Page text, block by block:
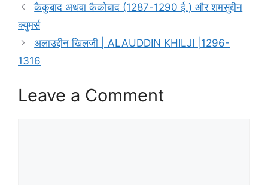
कैकुबाद अथवा कैकोबाद (1287-1290 ई.) और शमसुद्दीन
क्युमर्स
अलाउद्दीन खिलजी | ALAUDDIN KHILJI |1296-
1316
Leave a Comment